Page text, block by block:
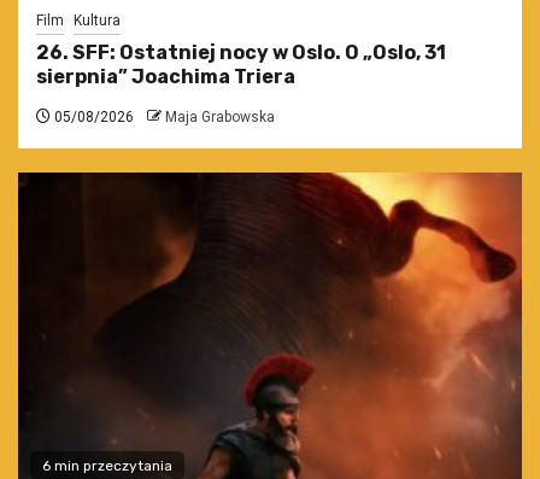
Film Kultura
26. SFF: Ostatniej nocy w Oslo. O „Oslo, 31
sierpnia” Joachima Triera
05/08/2026 Maja Grabowska
6 min przeczytania